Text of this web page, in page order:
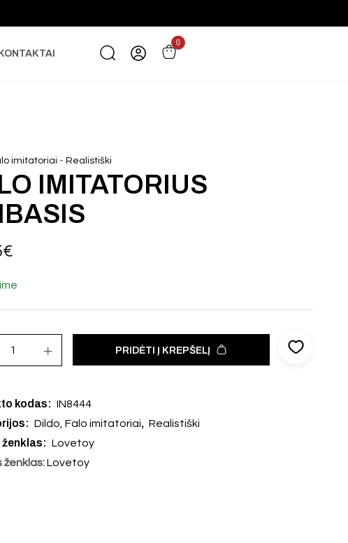
KONTAKTAI
0
imitatoriai -Realistiški
IMITATORIUS
€
PRIDĖTI Į KREPŠELĮ
kodas: IN8444
Dildo, Falo imitatoriai, Realistiški
ženklas: Lovetoy
ženklas:Lovetoy